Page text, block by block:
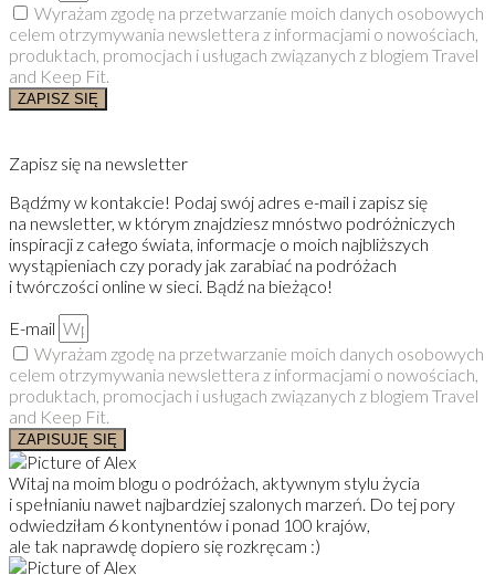
Wyrażam zgodę na przetwarzanie moich danych osobowych
celem otrzymywania newslettera z informacjami o nowościach,
produktach, promocjach i usługach związanych z blogiem Travel
and Keep Fit.
ZAPISZ SIĘ
Zapisz się na newsletter
Bądźmy w kontakcie! Podaj swój adres e-mail i zapisz się
na newsletter, w którym znajdziesz mnóstwo podróżniczych
inspiracji z całego świata, informacje o moich najbliższych
wystąpieniach czy porady jak zarabiać na podróżach
i twórczości online w sieci. Bądź na bieżąco!
E-mail
Wyrażam zgodę na przetwarzanie moich danych osobowych
celem otrzymywania newslettera z informacjami o nowościach,
produktach, promocjach i usługach związanych z blogiem Travel
and Keep Fit.
ZAPISUJĘ SIĘ
Witaj na moim blogu o podróżach, aktywnym stylu życia
i spełnianiu nawet najbardziej szalonych marzeń. Do tej pory
odwiedziłam 6 kontynentów i ponad 100 krajów,
ale tak naprawdę dopiero się rozkręcam :)